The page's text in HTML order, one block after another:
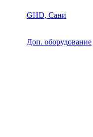
GHD, Сани
Доп. оборудование